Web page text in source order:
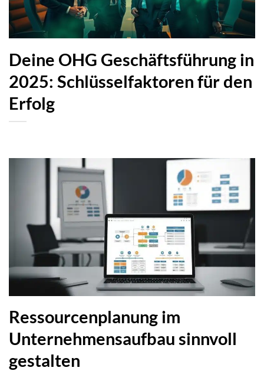
Deine OHG Geschäftsführung in
2025: Schlüsselfaktoren für den
Erfolg
Ressourcenplanung im
Unternehmensaufbau sinnvoll
gestalten